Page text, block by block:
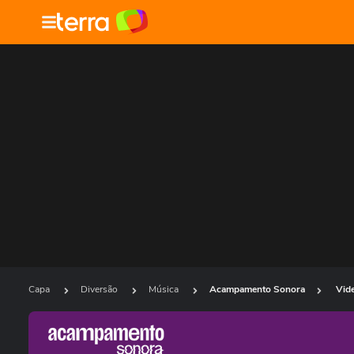
Capa Diversão Música Acampamento Sonora